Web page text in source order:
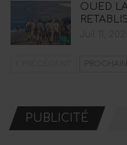
OUED
PROCHAIN
PUBLICITÉ